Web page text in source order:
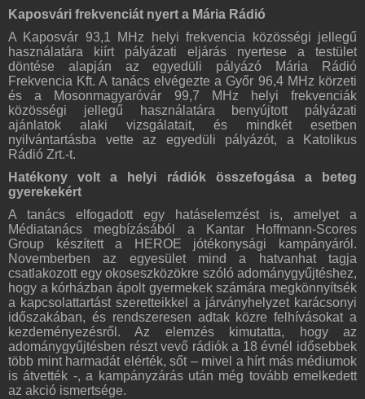
Kaposvári frekvenciát nyert a Mária Rádió
A Kaposvár 93,1 MHz helyi frekvencia közösségi jellegű
használatára kiírt pályázati eljárás nyertese a testület
döntése alapján az egyedüli pályázó Mária Rádió
Frekvencia Kft. A tanács elvégezte a Győr 96,4 MHz körzeti
és a Mosonmagyaróvár 99,7 MHz helyi frekvenciák
közösségi jellegű használatára benyújtott pályázati
ajánlatok alaki vizsgálatait, és mindkét esetben
nyilvántartásba vette az egyedüli pályázót, a Katolikus
Rádió Zrt.-t.
Hatékony volt a helyi rádiók összefogása a beteg
gyerekekért
A tanács elfogadott egy hatáselemzést is, amelyet a
Médiatanács megbízásából a Kantar Hoffmann-Scores
Group készített a HEROE jótékonysági kampányáról.
Novemberben az egyesület mind a hatvanhat tagja
csatlakozott egy okoseszközökre szóló adománygyűjtéshez,
hogy a kórházban ápolt gyermekek számára megkönnyítsék
a kapcsolattartást szeretteikkel a járványhelyzet karácsonyi
időszakában, és rendszeresen adtak közre felhívásokat a
kezdeményezésről. Az elemzés kimutatta, hogy az
adománygyűjtésben részt vevő rádiók a 18 évnél idősebbek
több mint harmadát elérték, sőt – mivel a hírt más médiumok
is átvették -, a kampányzárás után még tovább emelkedett
az akció ismertsége.